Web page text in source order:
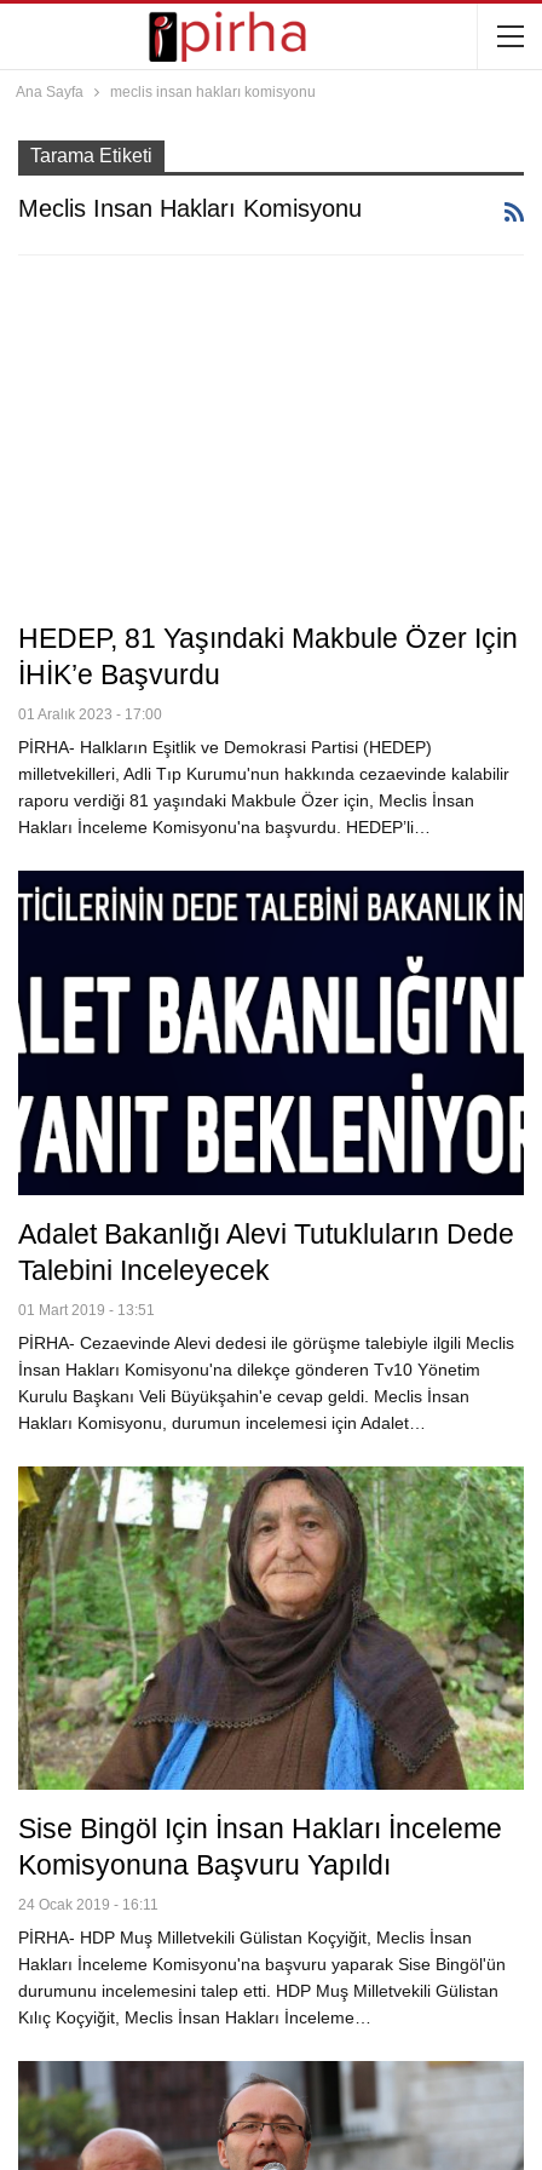
Ana Sayfa meclis insan hakları komisyonu
Tarama Etiketi
Meclis Insan Hakları Komisyonu
HEDEP, 81 Yaşındaki Makbule Özer Için
İHİK’e Başvurdu
01 Aralık 2023 - 17:00
PİRHA- Halkların Eşitlik ve Demokrasi Partisi (HEDEP)
milletvekilleri, Adli Tıp Kurumu'nun hakkında cezaevinde kalabilir
raporu verdiği 81 yaşındaki Makbule Özer için, Meclis İnsan
Hakları İnceleme Komisyonu'na başvurdu. HEDEP’li…
Adalet Bakanlığı Alevi Tutukluların Dede
Talebini Inceleyecek
01 Mart 2019 - 13:51
PİRHA- Cezaevinde Alevi dedesi ile görüşme talebiyle ilgili Meclis
İnsan Hakları Komisyonu'na dilekçe gönderen Tv10 Yönetim
Kurulu Başkanı Veli Büyükşahin'e cevap geldi. Meclis İnsan
Hakları Komisyonu, durumun incelemesi için Adalet…
Sise Bingöl Için İnsan Hakları İnceleme
Komisyonuna Başvuru Yapıldı
24 Ocak 2019 - 16:11
PİRHA- HDP Muş Milletvekili Gülistan Koçyiğit, Meclis İnsan
Hakları İnceleme Komisyonu'na başvuru yaparak Sise Bingöl'ün
durumunu incelemesini talep etti. HDP Muş Milletvekili Gülistan
Kılıç Koçyiğit, Meclis İnsan Hakları İnceleme…